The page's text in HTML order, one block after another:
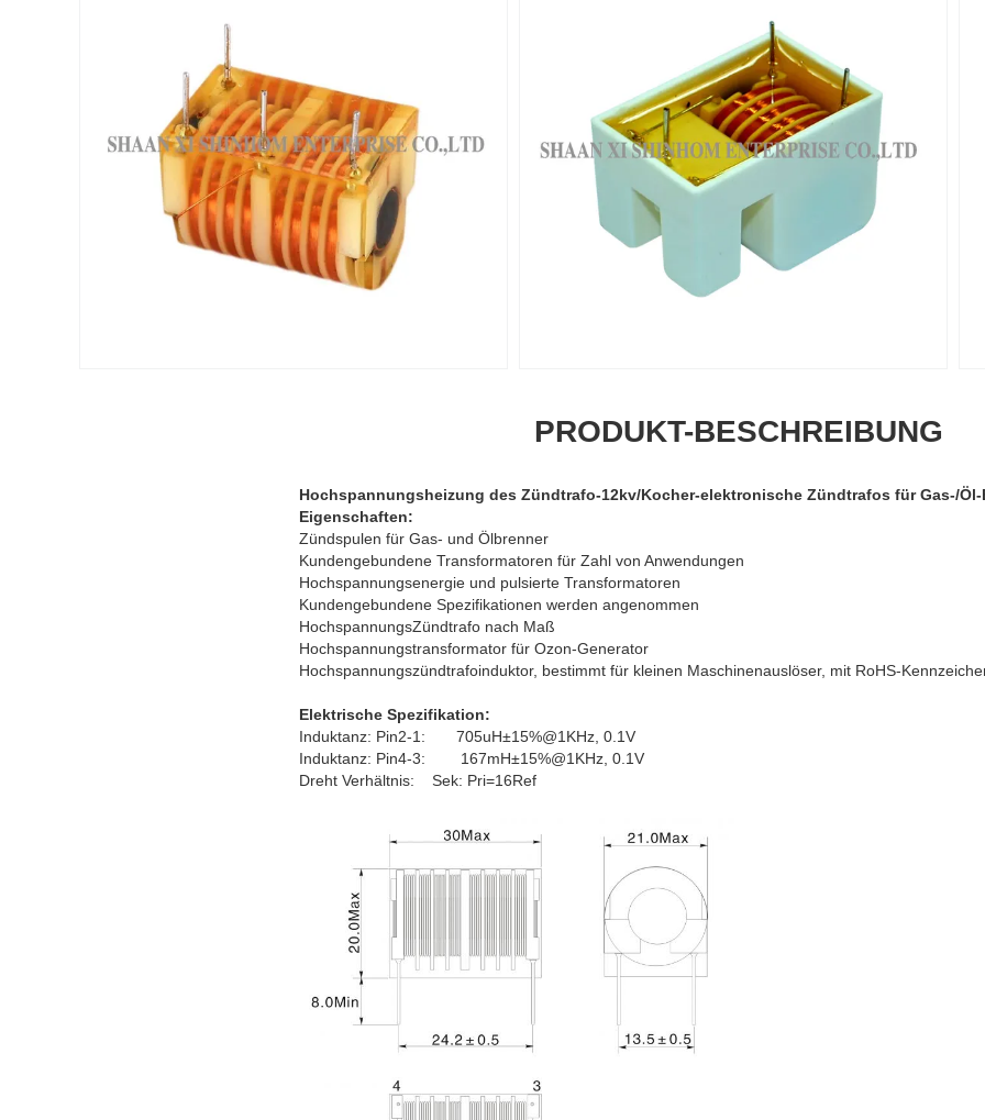
PRODUKT-BESCHREIBUNG
Hochspannungsheizung des Zündtrafo-12kv/Kocher-elektronische Zündtrafos für Gas-/Öl-
Eigenschaften:
Zündspulen für Gas- und Ölbrenner
Kundengebundene Transformatoren für Zahl von Anwendungen
Hochspannungsenergie und pulsierte Transformatoren
Kundengebundene Spezifikationen werden angenommen
HochspannungsZündtrafo nach Maß
Hochspannungstransformator für Ozon-Generator
Hochspannungszündtrafoinduktor, bestimmt für kleinen Maschinenauslöser, mit RoHS-
Elektrische Spezifikation:
Induktanz: Pin2-1: 705uH±15%@1KHz, 0.1V
Induktanz: Pin4-3: 167mH±15%@1KHz, 0.1V
Dreht Verhältnis: Sek: Pri=16Ref